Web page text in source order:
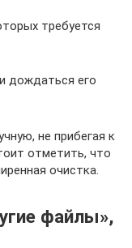
требуется
дождаться его
не прибегая к
отметить, что
очистка.
файлы»,